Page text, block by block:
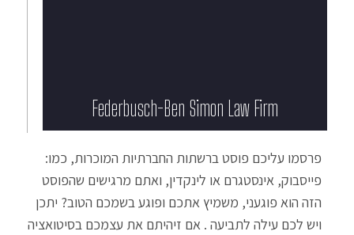
Federbusch-Ben Simon Law Firm​
פרסמו עליכם פוסט ברשתות החברתיות המוכרות, כמו:
פייסבוק, אינסטגרם או לינקדין, ואתם מרגישים שהפוסט
הזה הוא פוגעני, משמיץ אתכם ופוגע בשמכם הטוב? יתכן
ויש לכם עילה לתביעה . אם זיהיתם את עצמכם בסיטואציה